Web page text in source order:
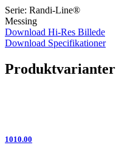
Serie: Randi-Line®
Messing
Download Hi-Res Billede
Download Specifikationer
Produktvarianter
1010.00